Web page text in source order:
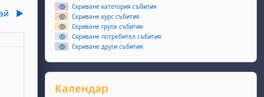
▶︎
5 априлнеделя, 6 април
Скриване категория събития
Скриване курс събития
Скриване група събития
Скриване потребител събития
Скриване други събития
Прескочи Календар
Календар